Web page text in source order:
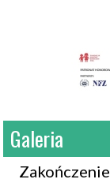
Galeria